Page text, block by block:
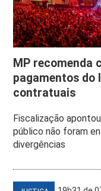
MP recomenda
pagamentos do
contratuais
Fiscalização
público não foram
divergências